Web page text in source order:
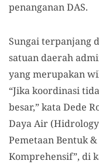
penanganan DAS.
Sungai terpanjang
satuan daerah
yang merupakan
“Jika koordinasi
besar,” kata Dede
Daya Air
Pemetaan Bentuk
Komprehensif”, di